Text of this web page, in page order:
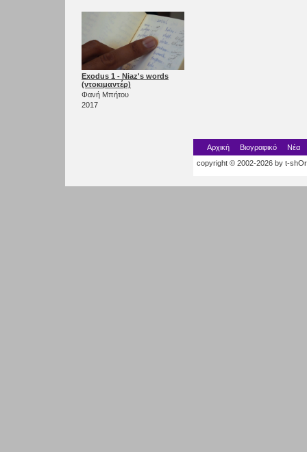
Exodus 1 - Niaz's words
(ντοκιμαντέρ)
Φανή Μπήτου
2017
Αρχική Βιογραφικό
Νέα
copyright © 2002-2026 by t-